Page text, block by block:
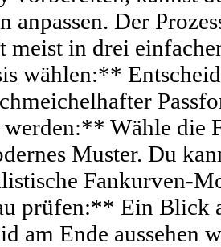
anpassen. Der
meist in drei
wählen:**
Wähle die
Muster. Du
Fankurven-
prüfen:** Ein Blick
am Ende aussehen